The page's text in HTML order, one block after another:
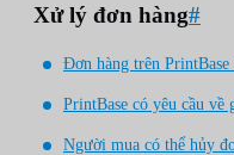
Xử lý đơn hàng#
Đơn hàng trên
PrintBase có yêu cầu
Người mua có thể hủy